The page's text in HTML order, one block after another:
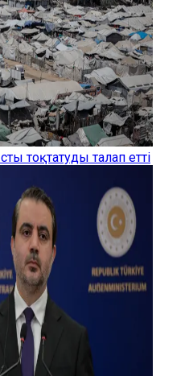
тоқтатуды талап етті